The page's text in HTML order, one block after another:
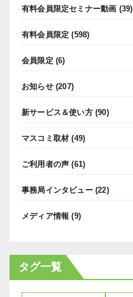
有料会員限定セミナー動画 (39)
有料会員限定 (598)
会員限定 (6)
お知らせ(207)
新サービス＆使い方(90)
マスコミ取材 (49)
ご利用者の声 (61)
事務局インタビュー(22)
メディア情報 (9)
タグ一覧